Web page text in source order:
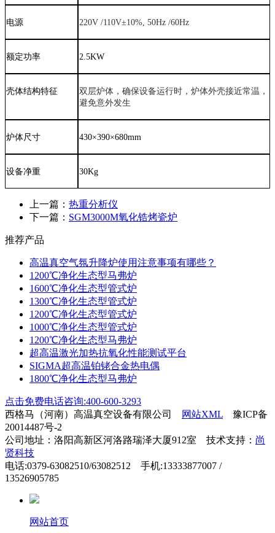
电源 220V /110V±10%, 50Hz /60Hz
额定功率 2.5KW
壳体结构特征
双层炉体，确保设备运行时，炉体外壳接近常温，
避免意外发生
炉体尺寸 430×390×680mm
设备净重 30Kg
上一篇： 热重分析仪
下一篇： SGM3000M氧化锆烤瓷炉
推荐产品
高温真空气氛升降炉使用注意事项有哪些？
1200℃净化生态型马弗炉
1600℃净化生态型管式炉
1300℃净化生态型管式炉
1200℃净化生态型管式炉
1000℃净化生态型管式炉
1200℃净化生态型马弗炉
超高温激光加热抗氧化性能测试平台
SIGMA超高温铂铑合金热电偶
1800℃净化生态型马弗炉
点击免费电话咨询:400-600-3293
西格马（河南）高温真空设备有限公司
网站XML 豫ICP备
20014487号-2
公司地址：洛阳高新区河洛路瑞泽大厦912室 技术支持： 尚
贤科技
电话:0379-63082510/63082512 手机:13333877007 /
13526905785
网站首页